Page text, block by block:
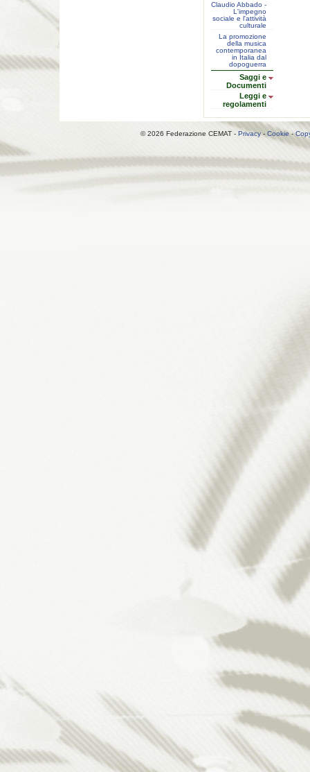
Claudio Abbado -
L'impegno
sociale e l'attività
culturale
La promozione
della musica
contemporanea
in Italia dal
dopoguerra
Saggi e
Documenti
Leggi e
regolamenti
© 2026 Federazione CEMAT - Privacy- Cookie-